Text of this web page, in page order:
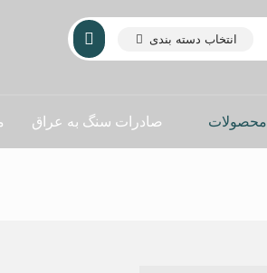
انتخاب دسته بندی
محصولات صادرات سنگ به عراق